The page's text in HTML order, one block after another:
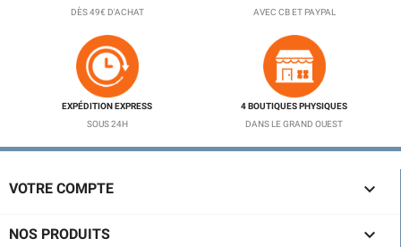
DÈS 49€ D'ACHAT
AVEC CB ET PAYPAL
EXPÉDITION EXPRESS
SOUS 24H
4 BOUTIQUES PHYSIQUES
DANS LE GRAND OUEST
VOTRE COMPTE 
NOS PRODUITS 